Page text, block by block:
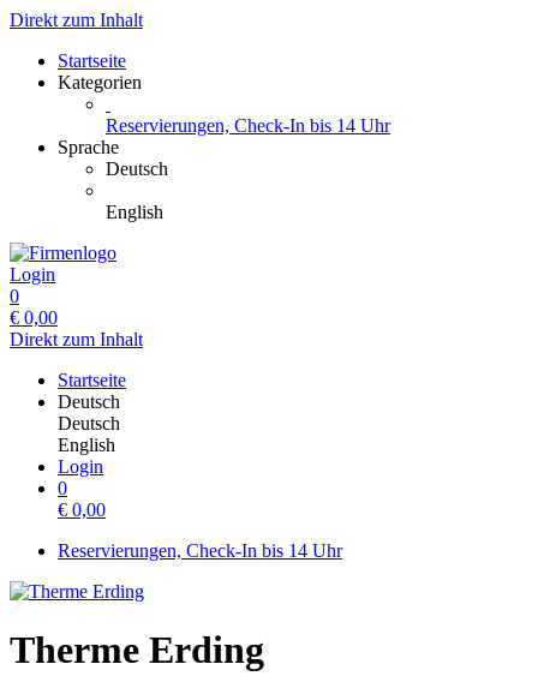
Direkt zum Inhalt
Startseite
Kategorien
Reservierungen, Check-In bis 14 Uhr
Sprache
Deutsch
English
Login
0
€ 0,00
Direkt zum Inhalt
Startseite
Deutsch
Deutsch
English
Login
0
€ 0,00
Reservierungen, Check-In bis 14 Uhr
Therme Erding